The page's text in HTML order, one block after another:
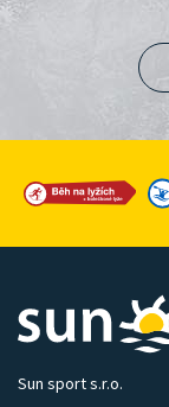
Sun sport s.r.o.